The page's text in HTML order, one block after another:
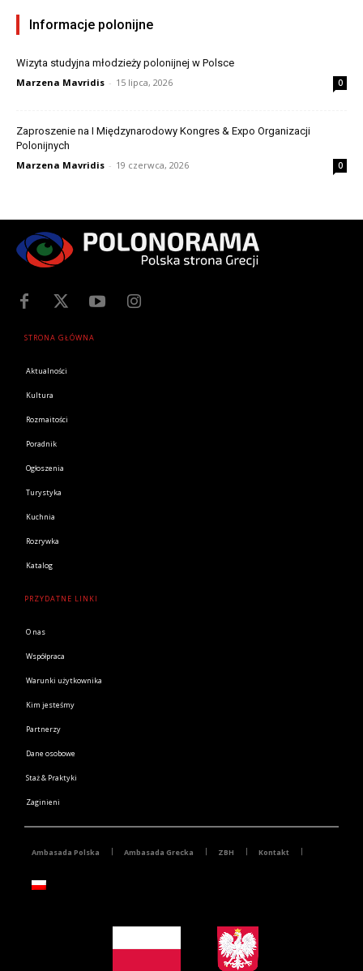
Informacje polonijne
Wizyta studyjna młodzieży polonijnej w Polsce
Marzena Mavridis - 15 lipca, 2026 0
Zaproszenie na I Międzynarodowy Kongres & Expo Organizacji
Polonijnych
Marzena Mavridis - 19 czerwca, 2026 0
STRONA GŁÓWNA
Aktualności
Kultura
Rozmaitości
Poradnik
Ogłoszenia
Turystyka
Kuchnia
Rozrywka
Katalog
PRZYDATNE LINKI
O nas
Współpraca
Warunki użytkownika
Kim jesteśmy
Partnerzy
Dane osobowe
Staż & Praktyki
Zaginieni
Ambasada Polska Ambasada Grecka ZBH Kontakt